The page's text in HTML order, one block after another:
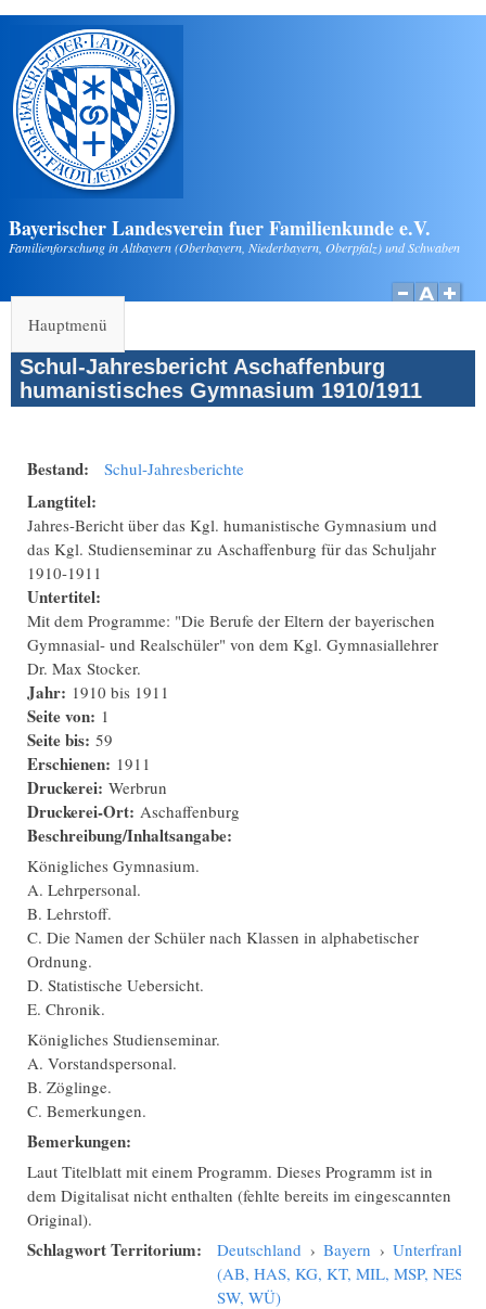
Direkt zum Inhalt
Bayerischer Landesverein fuer Familienkunde e.V.
Familienforschung in Altbayern (Oberbayern, Niederbayern, Oberpfalz) und Schwaben
Hauptmenü
Schul-Jahresbericht Aschaffenburg
humanistisches Gymnasium 1910/1911
Bestand: Schul-Jahresberichte
Langtitel:
Jahres-Bericht über das Kgl. humanistische Gymnasium und
das Kgl. Studienseminar zu Aschaffenburg für das Schuljahr
1910-1911
Untertitel:
Mit dem Programme: "Die Berufe der Eltern der bayerischen
Gymnasial- und Realschüler" von dem Kgl. Gymnasiallehrer
Dr. Max Stocker.
Jahr: 1910 bis 1911
Seite von: 1
Seite bis: 59
Erschienen: 1911
Druckerei: Werbrun
Druckerei-Ort: Aschaffenburg
Beschreibung/Inhaltsangabe:
Königliches Gymnasium.
A. Lehrpersonal.
B. Lehrstoff.
C. Die Namen der Schüler nach Klassen in alphabetischer
Ordnung.
D. Statistische Uebersicht.
E. Chronik.
Königliches Studienseminar.
A. Vorstandspersonal.
B. Zöglinge.
C. Bemerkungen.
Bemerkungen:
Laut Titelblatt mit einem Programm. Dieses Programm ist in
dem Digitalisat nicht enthalten (fehlte bereits im eingescannten
Original).
Schlagwort Territorium: Deutschland › Bayern › Unterfranken
(AB, HAS, KG, KT, MIL, MSP, NES,
SW, WÜ)